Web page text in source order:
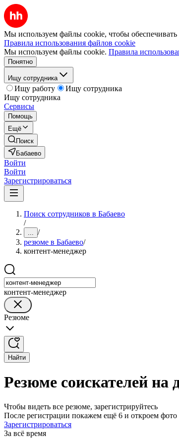
Мы используем файлы cookie, чтобы обеспечивать
Правила использования файлов cookie
Мы используем файлы cookie. Правила
Понятно
Ищу сотрудника
Ищу работу
Ищу сотрудника
Ищу сотрудника
Сервисы
Помощь
Ещё
Поиск
Бабаево
Войти
Войти
Зарегистрироваться
Поиск сотрудников в Бабаево
/
... /
резюме в Бабаево/
контент-менеджер
контент-менеджер
Резюме
Найти
Резюме соискателей на
Чтобы видеть все резюме, зарегистрируйтесь
После регистрации покажем ещё 6 и откроем фото
Зарегистрироваться
За всё время